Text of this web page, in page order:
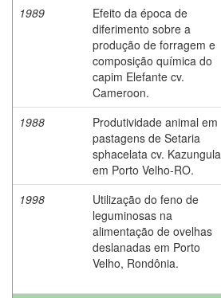
1989
Efeito da época de
diferimento sobre a
produção de forragem e
composição química do
capim Elefante cv.
Cameroon.
1988
Produtividade animal em
pastagens de Setaria
sphacelata cv. Kazungula
em Porto Velho-RO.
1998
Utilização do feno de
leguminosas na
alimentação de ovelhas
deslanadas em Porto
Velho, Rondônia.